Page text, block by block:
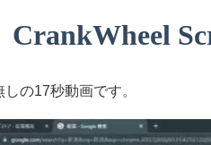
CrankWheel
しの17秒動画です。